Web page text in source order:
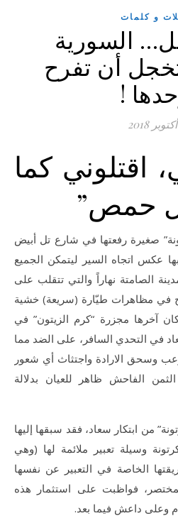
و كلمات
السورية
أن تفرح
!
اقتلوني كما
حمص”
صغيرة رفعتها في شارع تل أبيض
عكس اتجاه السير ليتمكن الجميع
الصامتة نهاراً والتي تتقلب على
في مظاهرات طيّارة (سريعة) خشية
آخرها مجزرة “كرم الزيتون” في
في التحدي السافر، على الضد مما
وسحق الارادة واجتثاث أي شعور
الفاحش ظاهر للعيان بدلالة
من ابتكار سعاد، فقد سبقها إليها
وسيلة تعبير ملائمة لها (وهي
الخاصة في التعبير عن نفسها
فواظبت على استثمار هذه
وعلى داعش فيما بعد.